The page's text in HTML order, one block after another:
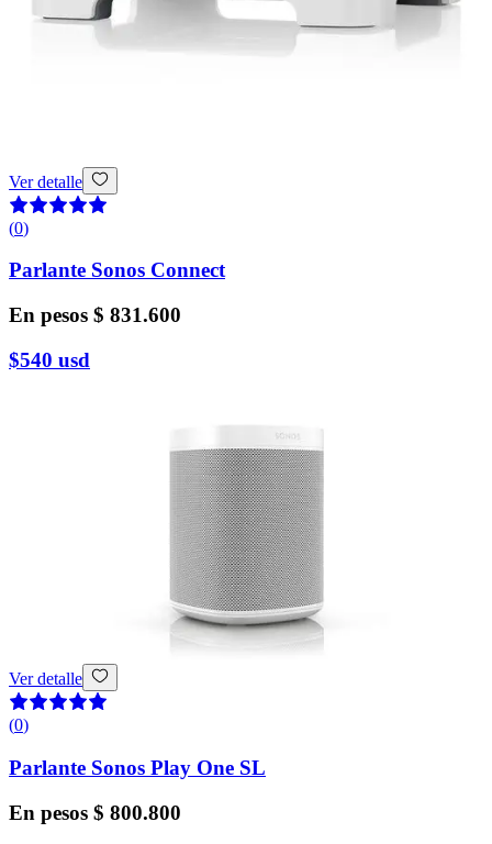
Ver detalle
(0)
Parlante Sonos Connect
En pesos $ 831.600
$540 usd
Ver detalle
(0)
Parlante Sonos Play One SL
En pesos $ 800.800